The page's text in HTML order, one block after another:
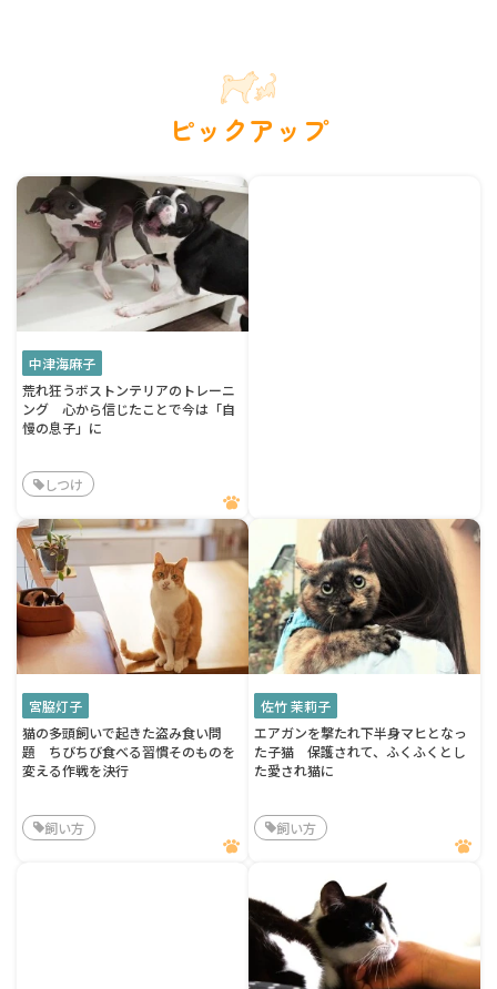
ピックアップ
中津海麻子
荒れ狂うボストンテリアのトレーニ
ング 心から信じたことで今は「自
慢の息子」に
しつけ
宮脇灯子
猫の多頭飼いで起きた盗み食い問
題 ちびちび食べる習慣そのものを
変える作戦を決行
飼い方
佐竹 茉莉子
エアガンを撃たれ下半身マヒとなっ
た子猫 保護されて、ふくふくとし
た愛され猫に
飼い方